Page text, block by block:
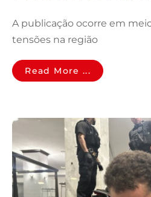
A publicação ocorre em
tensões na região
Read More ...